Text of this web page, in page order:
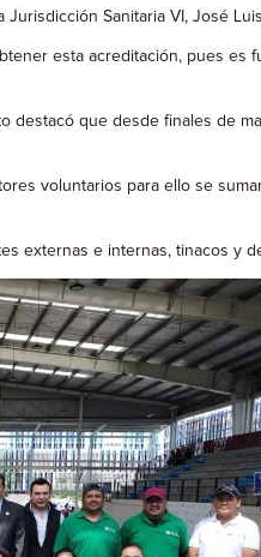
Sanitaria VI, José
esta acreditación, pues es
destacó que desde finales de
voluntarios para ello se
externas e internas, tinacos y